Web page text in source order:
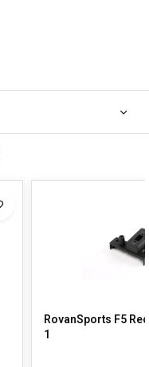
RovanSports F5
1